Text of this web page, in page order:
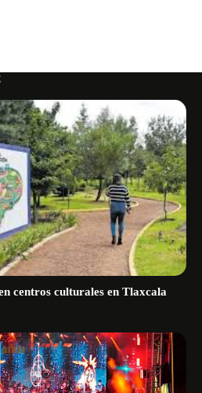
centros culturales en Tlaxcala